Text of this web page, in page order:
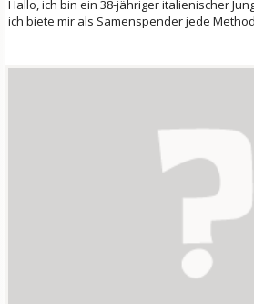
Hallo, ich bin ein 38-jähriger italienischer
ich biete mir als Samenspender jede